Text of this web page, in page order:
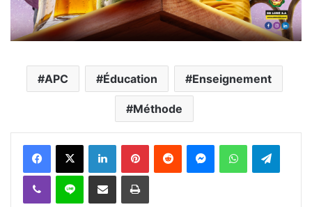
APC Éducation Enseignement
Méthode
FacebookX Linkedin PinterestReddit MessengerWhatsAppTelegram
Viber Ligne Partager par email Imprimer